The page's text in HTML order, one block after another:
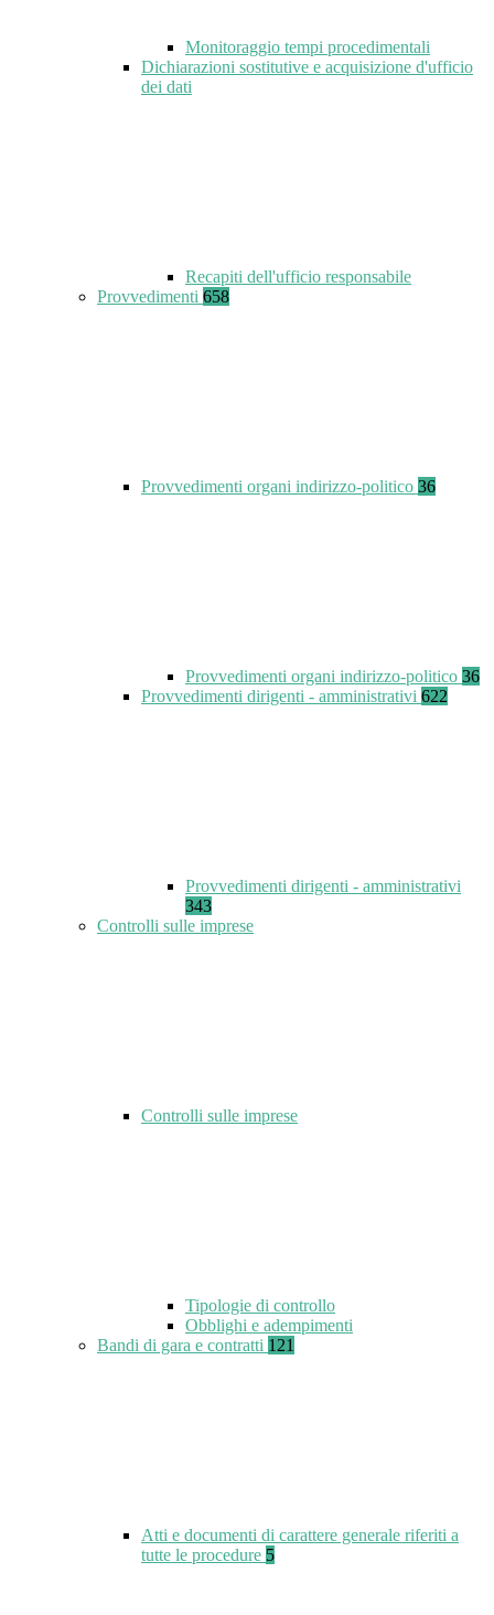
Monitoraggio tempi procedimentali
Dichiarazioni sostitutive e acquisizione d'ufficio
dei dati
Recapiti dell'ufficio responsabile
Provvedimenti 658
Provvedimenti organi indirizzo-politico 36
Provvedimenti organi indirizzo-politico 36
Provvedimenti dirigenti - amministrativi 622
Provvedimenti dirigenti - amministrativi
343
Controlli sulle imprese
Controlli sulle imprese
Tipologie di controllo
Obblighi e adempimenti
Bandi di gara e contratti 121
Atti e documenti di carattere generale riferiti a
tutte le procedure 5